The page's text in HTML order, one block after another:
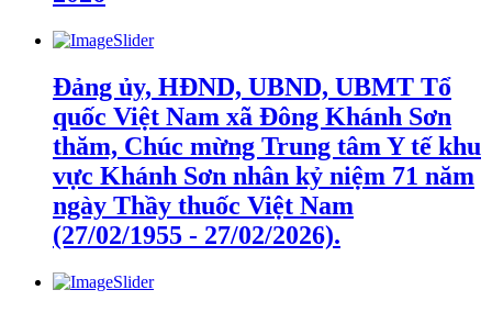
Đảng ủy, HĐND, UBND, UBMT Tổ
quốc Việt Nam xã Đông Khánh Sơn
thăm, Chúc mừng Trung tâm Y tế khu
vực Khánh Sơn nhân kỷ niệm 71 năm
ngày Thầy thuốc Việt Nam
(27/02/1955 - 27/02/2026).